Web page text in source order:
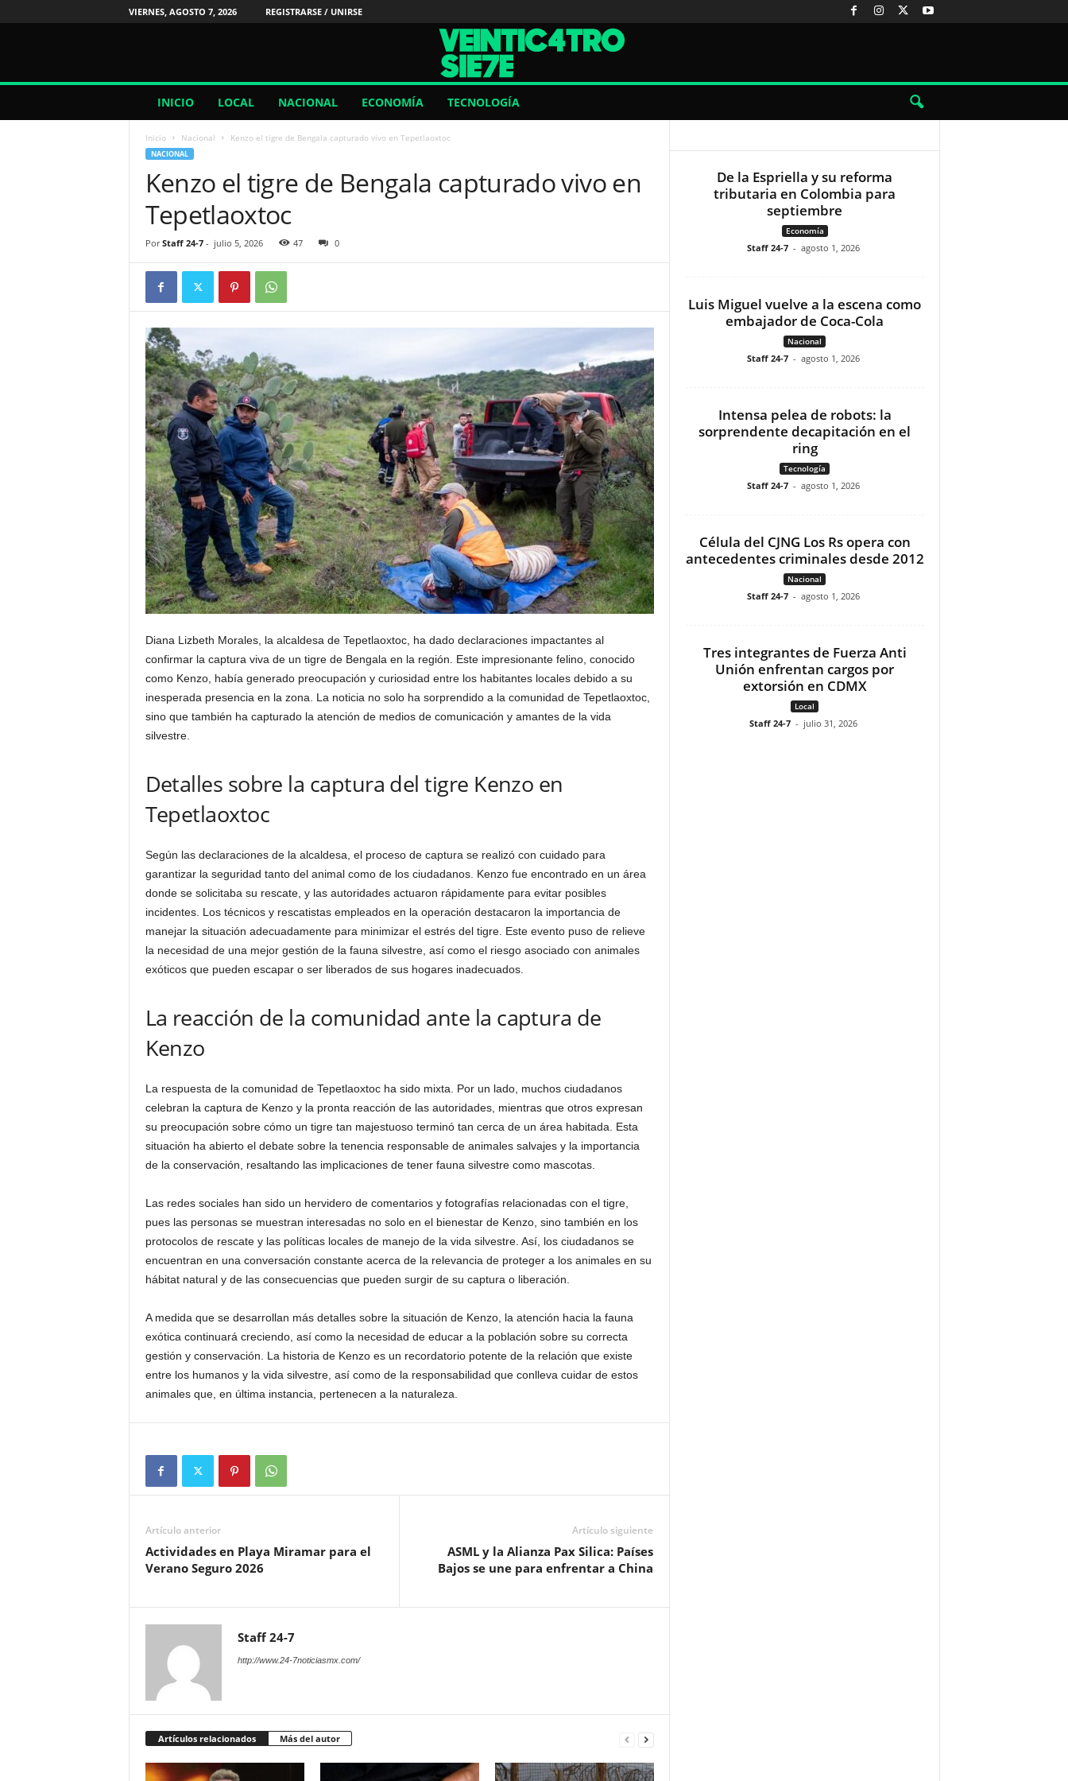
VIERNES, AGOSTO 7, 2026 REGISTRARSE / UNIRSE
/
INICIO LOCAL NACIONAL ECONOMÍA TECNOLOGÍA
Inicio Nacional Kenzo el tigre de Bengala capturado vivo en Tepetlaoxtoc
NACIONAL
Kenzo el tigre de Bengala capturado vivo en
Tepetlaoxtoc
Por Staff 24-7- julio 5, 2026 47 0
Diana Lizbeth Morales, la alcaldesa de Tepetlaoxtoc, ha dado declaraciones impactantes al
confirmar la captura viva de un tigre de Bengala en la región. Este impresionante felino, conocido
como Kenzo, había generado preocupación y curiosidad entre los habitantes locales debido a su
inesperada presencia en la zona. La noticia no solo ha sorprendido a la comunidad de Tepetlaoxtoc,
sino que también ha capturado la atención de medios de comunicación y amantes de la vida
silvestre.
Detalles sobre la captura del tigre Kenzo en
Tepetlaoxtoc
Según las declaraciones de la alcaldesa, el proceso de captura se realizó con cuidado para
garantizar la seguridad tanto del animal como de los ciudadanos. Kenzo fue encontrado en un área
donde se solicitaba su rescate, y las autoridades actuaron rápidamente para evitar posibles
incidentes. Los técnicos y rescatistas empleados en la operación destacaron la importancia de
manejar la situación adecuadamente para minimizar el estrés del tigre. Este evento puso de relieve
la necesidad de una mejor gestión de la fauna silvestre, así como el riesgo asociado con animales
exóticos que pueden escapar o ser liberados de sus hogares inadecuados.
La reacción de la comunidad ante la captura de
Kenzo
La respuesta de la comunidad de Tepetlaoxtoc ha sido mixta. Por un lado, muchos ciudadanos
celebran la captura de Kenzo y la pronta reacción de las autoridades, mientras que otros expresan
su preocupación sobre cómo un tigre tan majestuoso terminó tan cerca de un área habitada. Esta
situación ha abierto el debate sobre la tenencia responsable de animales salvajes y la importancia
de la conservación, resaltando las implicaciones de tener fauna silvestre como mascotas.
Las redes sociales han sido un hervidero de comentarios y fotografías relacionadas con el tigre,
pues las personas se muestran interesadas no solo en el bienestar de Kenzo, sino también en los
protocolos de rescate y las políticas locales de manejo de la vida silvestre. Así, los ciudadanos se
encuentran en una conversación constante acerca de la relevancia de proteger a los animales en su
hábitat natural y de las consecuencias que pueden surgir de su captura o liberación.
A medida que se desarrollan más detalles sobre la situación de Kenzo, la atención hacia la fauna
exótica continuará creciendo, así como la necesidad de educar a la población sobre su correcta
gestión y conservación. La historia de Kenzo es un recordatorio potente de la relación que existe
entre los humanos y la vida silvestre, así como de la responsabilidad que conlleva cuidar de estos
animales que, en última instancia, pertenecen a la naturaleza.
Artículo anterior
Actividades en Playa Miramar para el
Verano Seguro 2026
Artículo siguiente
ASML y la Alianza Pax Silica: Países
Bajos se une para enfrentar a China
Staff 24-7
http://www.24-7noticiasmx.com/
Artículos relacionados Más del autor
De la Espriella y su reforma
tributaria en Colombia para
septiembre
Economía
Staff 24-7 - agosto 1, 2026
Luis Miguel vuelve a la escena como
embajador de Coca-Cola
Nacional
Staff 24-7 - agosto 1, 2026
Intensa pelea de robots: la
sorprendente decapitación en el
ring
Tecnología
Staff 24-7 - agosto 1, 2026
Célula del CJNG Los Rs opera con
antecedentes criminales desde 2012
Nacional
Staff 24-7 - agosto 1, 2026
Tres integrantes de Fuerza Anti
Unión enfrentan cargos por
extorsión en CDMX
Local
Staff 24-7 - julio 31, 2026